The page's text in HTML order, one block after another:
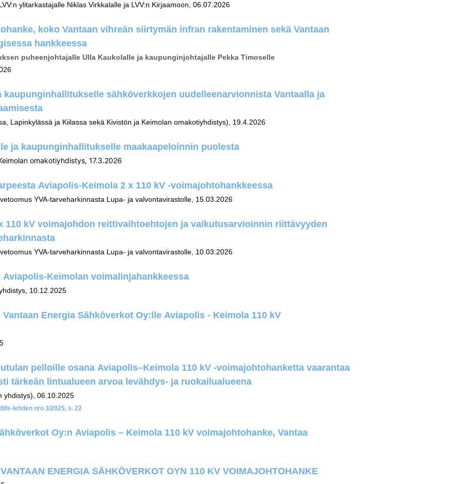
ylitarkastajalle Niklas Virkkalalle ja LVV:n Kirjaamoon, 06.07.2026
koko Vantaan vihreän siirtymän infran rakentaminen sekä Vantaan
hankkeessa
puheenjohtajalle Ulla Kaukolalle ja kaupunginjohtajalle Pekka Timoselle
sähköverkkojen uudelleenarvionnista Vantaalla ja
Lapinkylässä ja Kiilassa sekä Kivistön ja Keimolan omakotiyhdistys), 19.4.2026
ja kaupunginhallitukselle maakaapeloinnin puolesta
omakotiyhdistys, 17.3.2026
Aviapolis-Keimola 2 x 110 kV -voimajohtohankkeessa
YVA-tarveharkinnasta Lupa- ja valvontavirastolle, 15.03.2026
110 kV voimajohdon reittivaihtoehtojen ja vaikutusarvioinnin riittävyyden
YVA-tarveharkinnasta Lupa- ja valvontavirastolle, 10.03.2026
Keimolan voimalinjahankkeessa
10.12.2025
Energia Sähköverkot Oy:lle Aviapolis - Keimola 110 kV
pelloille osana Aviapolis–Keimola 110 kV -voimajohtohanketta vaarantaa
tärkeän lintualueen arvoa levähdys- ja ruokailualueena
yhdistys), 06.10.2025
lehden nro 3/2025, s. 22
Oy:n Aviapolis – Keimola 110 kV voimajohtohanke, Vantaa
ENERGIA SÄHKÖVERKOT OYN 110 KV VOIMAJOHTOHANKE